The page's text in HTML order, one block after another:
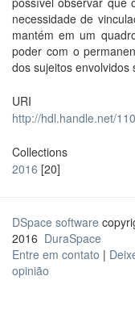
necessidade de
mantém em um
poder com o
dos sujeitos
URI
http://hdl.handle.net/
Collections
2016 [20]
DSpace software
2016 DuraSpace
Entre em contato |
opinião